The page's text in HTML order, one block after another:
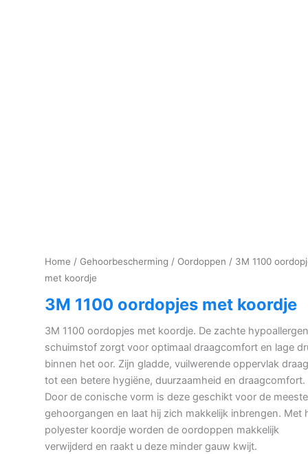
Home / Gehoorbescherming / Oordoppen / 3M 1100
met koordje
3M 1100 oordopjes met koordje
3M 1100 oordopjes met koordje. De zachte
schuimstof zorgt voor optimaal draagcomfort en lage
binnen het oor. Zijn gladde, vuilwerende oppervlak
tot een betere hygiëne, duurzaamheid en draagcomfort.
Door de conische vorm is deze geschikt voor de meeste
gehoorgangen en laat hij zich makkelijk inbrengen. Met
polyester koordje worden de oordoppen makkelijk
verwijderd en raakt u deze minder gauw kwijt.